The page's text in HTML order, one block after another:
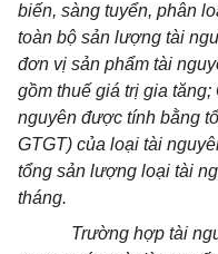
biến, sàng tuyển, phân
toàn bộ sản lượng tài
đơn vị sản phẩm tài
gồm thuế giá trị gia
nguyên được tính bằng
GTGT) của loại tài
tổng sản lượng loại tài
tháng.
Trường hợp tài